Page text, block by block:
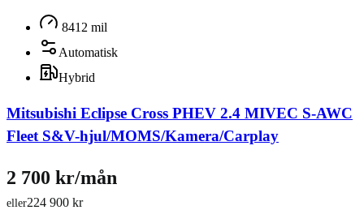
8412 mil
Automatisk
Hybrid
Mitsubishi Eclipse Cross PHEV 2.4 MIVEC S-AWC
Fleet S&V-hjul/MOMS/Kamera/Carplay
224 900 kr
eller
2 700 kr/mån